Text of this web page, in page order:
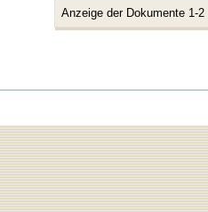
Anzeige der Dokumente 1-2